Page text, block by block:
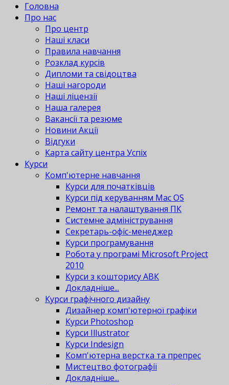
Головна
Про нас
Про центр
Наші класи
Правила навчання
Розклад курсів
Дипломи та свідоцтва
Наші нагороди
Наші ліцензії
Наша галерея
Вакансії та резюме
Новини Акції
Відгуки
Карта сайту центра Успіх
Курси
Комп'ютерне навчання
Курси для початківців
Курси під керуванням Mac OS
Ремонт та налаштування ПК
Системне адміністрування
Секретарь-офіс-менеджер
Курси програмування
Робота у програмі Microsoft Project
2010
Курси з кошторису АВК
Докладніше...
Курси графічного дизайну
Дизайнер комп'ютерної графіки
Курси Photoshop
Курси Illustrator
Курси Indesign
Комп'ютерна верстка та препрес
Мистецтво фотографії
Докладніше...